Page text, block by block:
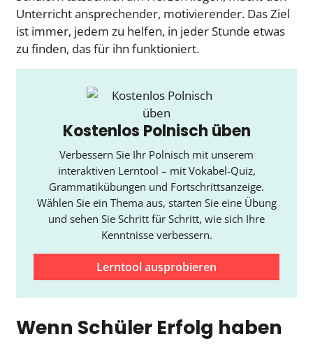
Unterricht ansprechender, motivierender. Das Ziel
ist immer, jedem zu helfen, in jeder Stunde etwas
zu finden, das für ihn funktioniert.
Kostenlos Polnisch üben
Verbessern Sie Ihr Polnisch mit unserem
interaktiven Lerntool – mit Vokabel-Quiz,
Grammatikübungen und Fortschrittsanzeige.
Wählen Sie ein Thema aus, starten Sie eine Übung
und sehen Sie Schritt für Schritt, wie sich Ihre
Kenntnisse verbessern.
Lerntool ausprobieren
Wenn Schüler Erfolg haben